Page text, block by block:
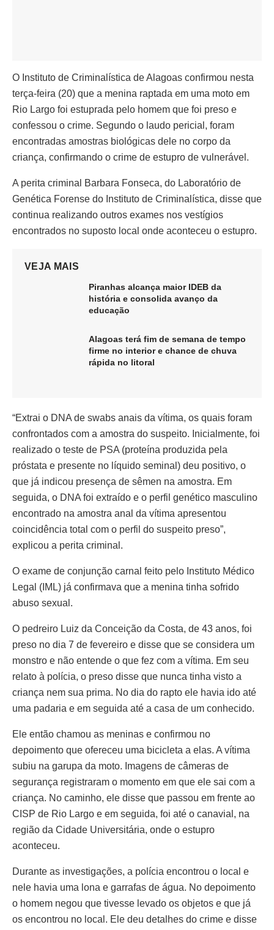
O Instituto de Criminalística de Alagoas confirmou nesta
terça-feira (20) que a menina raptada em uma moto em
Rio Largo foi estuprada pelo homem que foi preso e
confessou o crime. Segundo o laudo pericial, foram
encontradas amostras biológicas dele no corpo da
criança, confirmando o crime de estupro de vulnerável.
A perita criminal Barbara Fonseca, do Laboratório de
Genética Forense do Instituto de Criminalística, disse que
continua realizando outros exames nos vestígios
encontrados no suposto local onde aconteceu o estupro.
VEJA MAIS
Piranhas alcança maior IDEB da
história e consolida avanço da
educação
Alagoas terá fim de semana de tempo
firme no interior e chance de chuva
rápida no litoral
“Extrai o DNA de swabs anais da vítima, os quais foram
confrontados com a amostra do suspeito. Inicialmente, foi
realizado o teste de PSA (proteína produzida pela
próstata e presente no líquido seminal) deu positivo, o
que já indicou presença de sêmen na amostra. Em
seguida, o DNA foi extraído e o perfil genético masculino
encontrado na amostra anal da vítima apresentou
coincidência total com o perfil do suspeito preso”,
explicou a perita criminal.
O exame de conjunção carnal feito pelo Instituto Médico
Legal (IML) já confirmava que a menina tinha sofrido
abuso sexual.
O pedreiro Luiz da Conceição da Costa, de 43 anos, foi
preso no dia 7 de fevereiro e disse que se considera um
monstro e não entende o que fez com a vítima. Em seu
relato à polícia, o preso disse que nunca tinha visto a
criança nem sua prima. No dia do rapto ele havia ido até
uma padaria e em seguida até a casa de um conhecido.
Ele então chamou as meninas e confirmou no
depoimento que ofereceu uma bicicleta a elas. A vítima
subiu na garupa da moto. Imagens de câmeras de
segurança registraram o momento em que ele sai com a
criança. No caminho, ele disse que passou em frente ao
CISP de Rio Largo e em seguida, foi até o canavial, na
região da Cidade Universitária, onde o estupro
aconteceu.
Durante as investigações, a polícia encontrou o local e
nele havia uma lona e garrafas de água. No depoimento
o homem negou que tivesse levado os objetos e que já
os encontrou no local. Ele deu detalhes do crime e disse